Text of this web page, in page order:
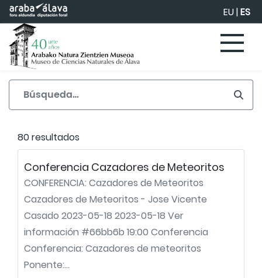
Saltar al contenido principal EU|ES
80 resultados
Conferencia Cazadores de Meteoritos
CONFERENCIA: Cazadores de Meteoritos
Cazadores de Meteoritos - Jose Vicente
Casado 2023-05-18 2023-05-18 Ver
información #66bb6b 19:00 Conferencia
Conferencia: Cazadores de meteoritos
Ponente:...